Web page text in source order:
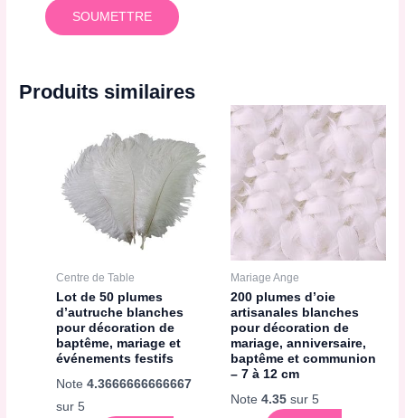
Produits similaires
Centre de Table
Lot de 50 plumes
d’autruche blanches
pour décoration de
baptême, mariage et
événements festifs
Note4.3666666666667
sur 5
Mariage Ange
200 plumes d’oie
artisanales blanches
pour décoration de
mariage, anniversaire,
baptême et communion
– 7 à 12 cm
Note 4.35sur 5